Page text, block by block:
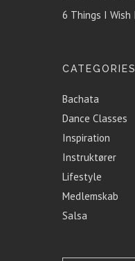
6 Things I Wish
CATEGORIES
Bachata
Dance Classes
Inspiration
Instruktører
Lifestyle
Medlemskab
Salsa